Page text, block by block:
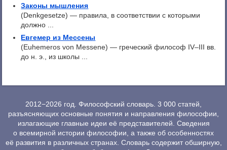
Законы мышления
(Denkgesetze) — правила, в соответствии с которыми
должно ...
Евгемер из Мессены
(Euhemeros von Messene) — греческий философ IV–III вв.
до н. э., из школы ...
2012−2026 год. Философский словарь. 3 000 статей,
разъясняющих основные понятия и направления философии,
излагающие главные идеи её представителей. Сведения
о всемирной истории философии, а также об особенностях
её развития в различных странах. Словарь содержит обширную,